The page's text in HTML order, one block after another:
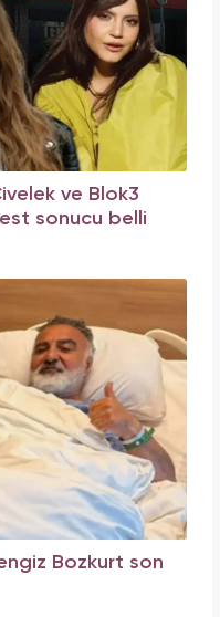
ve Blok3
sonucu belli
Bozkurt son